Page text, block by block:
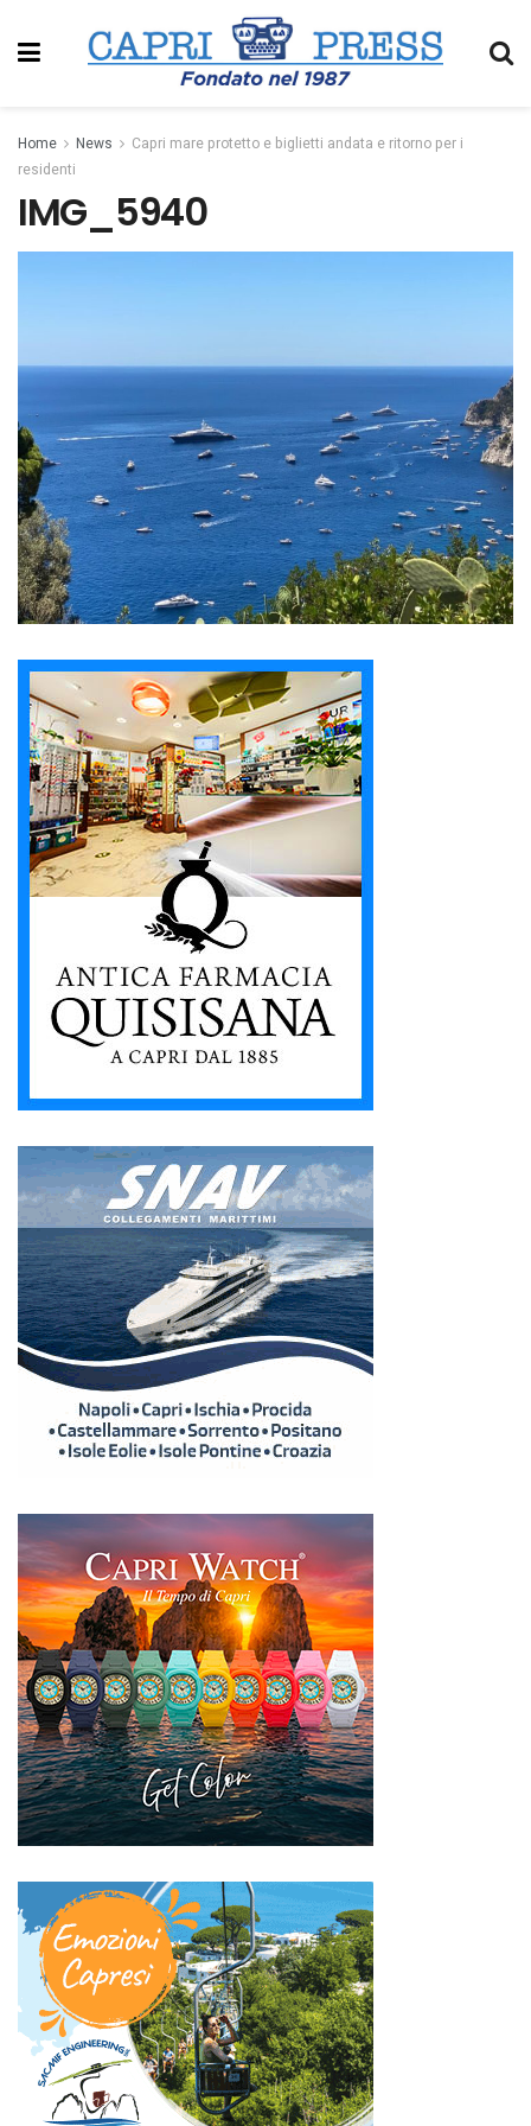
Home News
Capri mare protetto e biglietti andata e ritorno per i
residenti
IMG_5940